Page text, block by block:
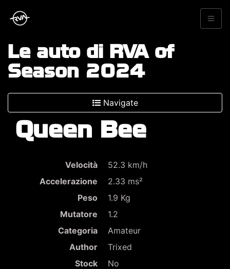
Le auto di RVA of
Season 2024
Navigate
Queen Bee
Velocità
52.3 km/h
Accelerazione
2.33 ms²
Peso
1.9 Kg
Mutatore
1.2
Categoria
Amateur
Author
Trixed
Stock
No